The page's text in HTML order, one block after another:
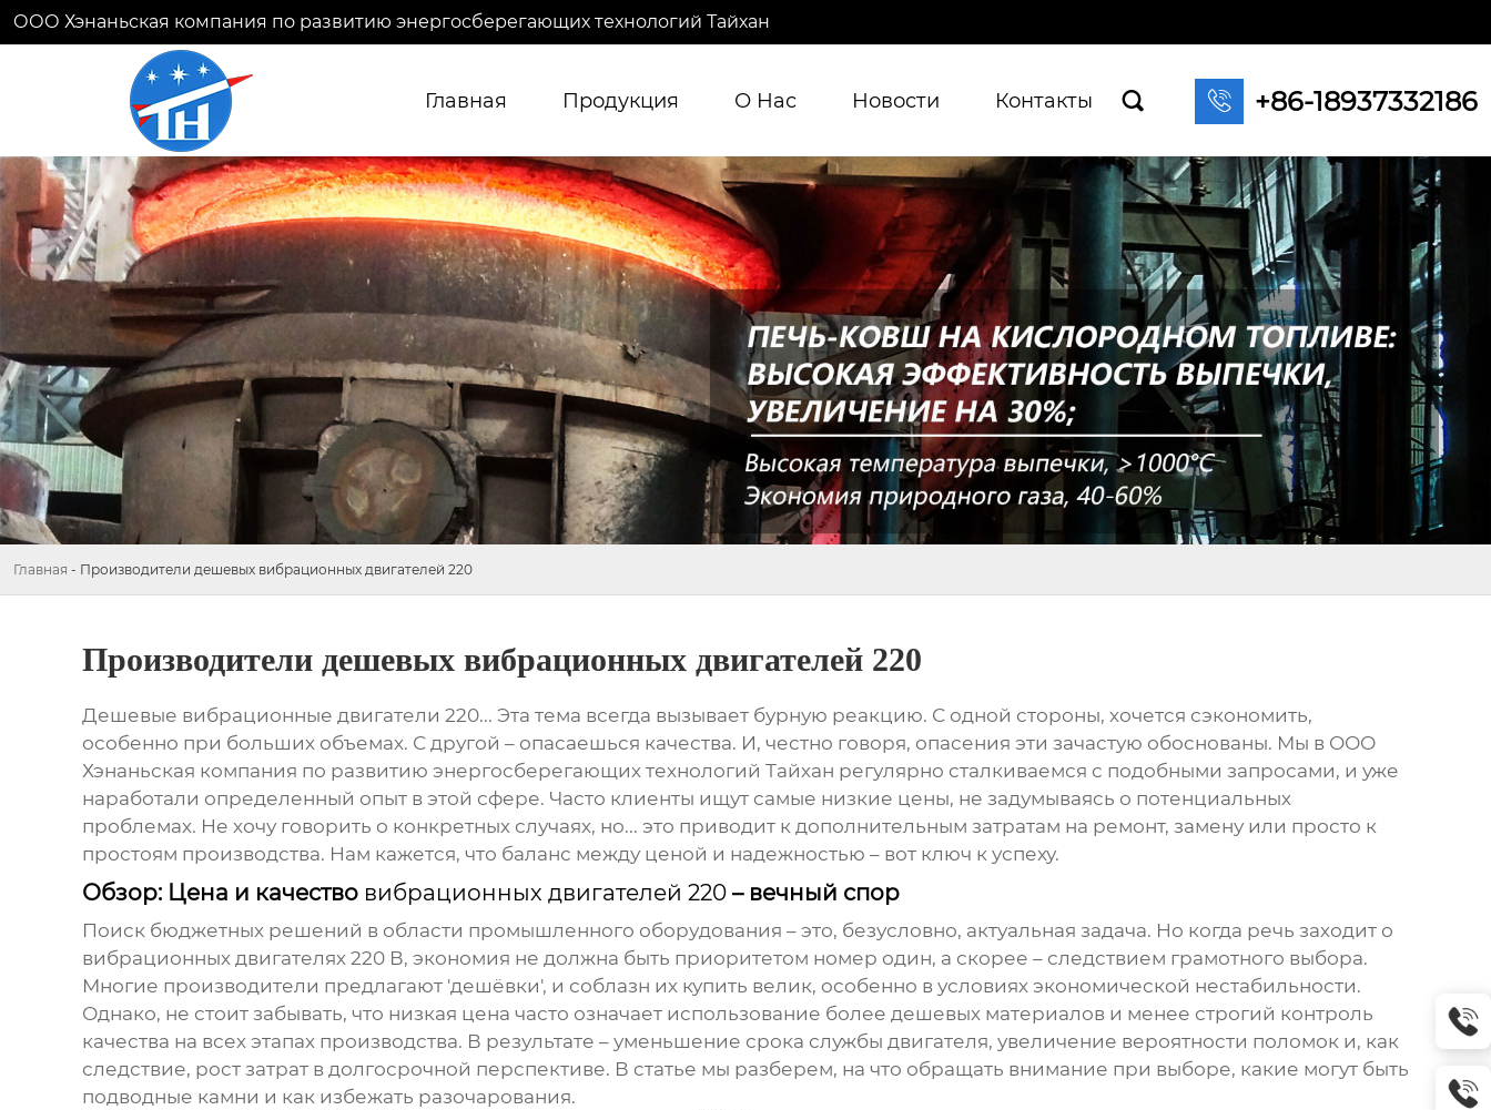
ООО Хэнаньская компания по развитию энергосберегающих технологий Тайхан
Главная Продукция О Нас Новости Контакты   +86-18937332186
Главная - Производители дешевых вибрационных двигателей 220
Производители дешевых вибрационных двигателей 220
Дешевые вибрационные двигатели 220... Эта тема всегда вызывает бурную реакцию. С одной стороны, хочется сэкономить,
особенно при больших объемах. С другой – опасаешься качества. И, честно говоря, опасения эти зачастую обоснованы. Мы в ООО
Хэнаньская компания по развитию энергосберегающих технологий Тайхан регулярно сталкиваемся с подобными запросами, и уже
наработали определенный опыт в этой сфере. Часто клиенты ищут самые низкие цены, не задумываясь о потенциальных
проблемах. Не хочу говорить о конкретных случаях, но... это приводит к дополнительным затратам на ремонт, замену или просто к
простоям производства. Нам кажется, что баланс между ценой и надежностью – вот ключ к успеху.
Обзор: Цена и качество вибрационных двигателей 220– вечный спор
Поиск бюджетных решений в области промышленного оборудования – это, безусловно, актуальная задача. Но когда речь заходит о
вибрационных двигателях 220 В, экономия не должна быть приоритетом номер один, а скорее – следствием грамотного выбора.
Многие производители предлагают 'дешёвки', и соблазн их купить велик, особенно в условиях экономической нестабильности.
Однако, не стоит забывать, что низкая цена часто означает использование более дешевых материалов и менее строгий контроль
качества на всех этапах производства. В результате – уменьшение срока службы двигателя, увеличение вероятности поломок и, как
следствие, рост затрат в долгосрочной перспективе. В статье мы разберем, на что обращать внимание при выборе, какие могут быть
подводные камни и как избежать разочарования.